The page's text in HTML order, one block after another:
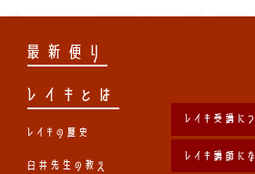
最新便り
レイキとは
レイキの歴史
臼井先生の教え
レイキ受講に
レイキ講師に